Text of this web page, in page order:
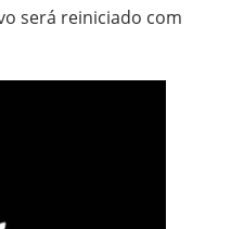
será reiniciado com